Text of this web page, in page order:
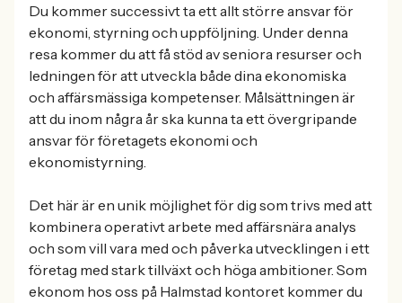
Du kommer successivt ta ett allt större ansvar för
ekonomi, styrning och uppföljning. Under denna
resa kommer du att få stöd av seniora resurser och
ledningen för att utveckla både dina ekonomiska
och affärsmässiga kompetenser. Målsättningen är
att du inom några år ska kunna ta ett övergripande
ansvar för företagets ekonomi och
ekonomistyrning.
Det här är en unik möjlighet för dig som trivs med att
kombinera operativt arbete med affärsnära analys
och som vill vara med och påverka utvecklingen i ett
företag med stark tillväxt och höga ambitioner. Som
ekonom hos oss på Halmstad kontoret kommer du